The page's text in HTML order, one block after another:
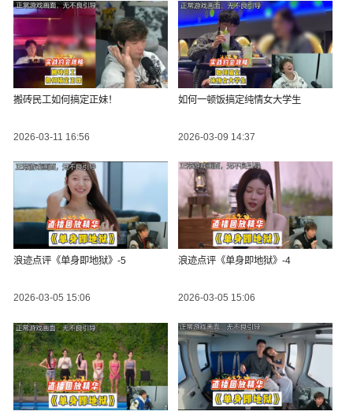
搬砖民工如何搞定正妹！
2026-03-11 16:56
如何一顿饭搞定纯情女大学生
2026-03-09 14:37
浪迹点评《单身即地狱》-5
2026-03-05 15:06
浪迹点评《单身即地狱》-4
2026-03-05 15:06